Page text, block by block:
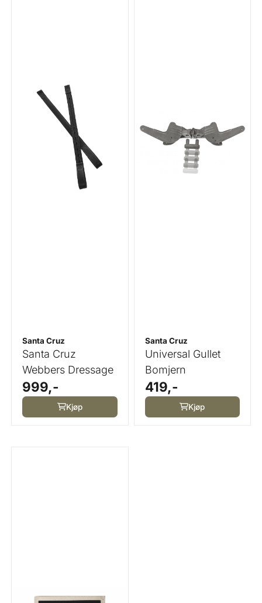
Santa Cruz
Santa Cruz
Webbers Dressage
999,-
Kjøp
Santa Cruz
Universal Gullet
Bomjern
419,-
Kjøp